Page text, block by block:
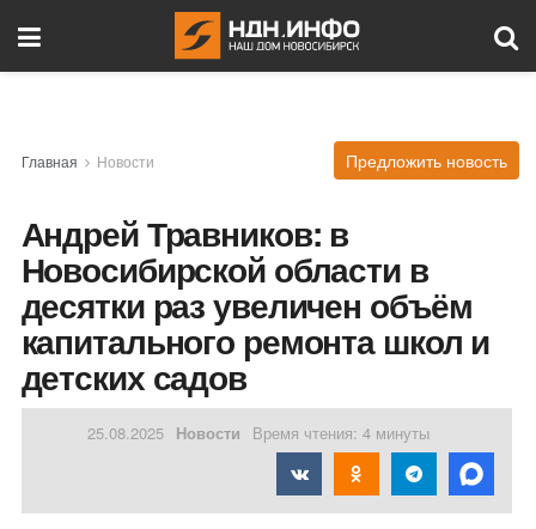
Главная Новости Предложить новость
Андрей Травников: в
Новосибирской области в
десятки раз увеличен объём
капитального ремонта школ и
детских садов
25.08.2025 Новости Время чтения: 4 минуты